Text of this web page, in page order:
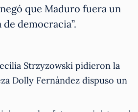
que Maduro fuera un
de democracia”.
Strzyzowski pidieron la
Dolly Fernández dispuso un